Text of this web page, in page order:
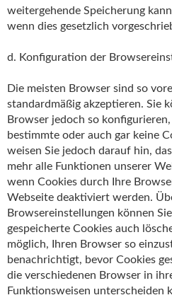
weitergehende Speicherung
wenn dies gesetzlich
d. Konfiguration der
Die meisten Browser sind so
standardmäßig akzeptieren. Sie
Browser jedoch so
bestimmte oder auch gar keine
weisen Sie jedoch darauf hin,
mehr alle Funktionen unserer
wenn Cookies durch Ihre
Webseite deaktiviert werden.
Browsereinstellungen können
gespeicherte Cookies auch
möglich, Ihren Browser so
benachrichtigt, bevor Cookies
die verschiedenen Browser in
Funktionsweisen unterscheiden